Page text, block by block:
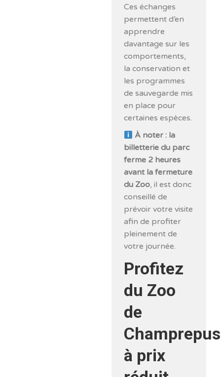
Ces échanges
permettent d’en
apprendre
davantage sur les
comportements,
la conservation et
les programmes
de sauvegarde mis
en place pour
certaines espèces.
À noter : la
billetterie du parc
ferme 2 heures
avant la fermeture
du Zoo, il est donc
conseillé de
prévoir votre visite
afin de profiter
pleinement de
votre journée.
Profitez
du Zoo
de
Champrepus
à prix